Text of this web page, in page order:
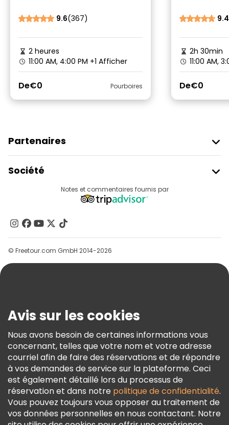
augmentée
9.6(367)
2 heures
11:00 AM, 4:00 PM +1 Afficher
De€0 Pourboires
Sagrada9.4
2h 30min
11:00 AM,
De€0
Partenaires
Connexion Du Fournisseur
Programme D’affiliation
Société
Contactez-Nous
Groupes
Aide
Conditions Générales Et Mentions Légales
Politique En Matière De Cookies
Freetour Prix
Programme De Fidélité
Notes et commentaires fournis par
© Freetour.com GmbH 2014-2026
Avis sur les cookies
Nous avons besoin de certaines informations vous
concernant, telles que votre nom et votre adresse
courriel afin de faire des réservations et de répondre
à vos demandes de service sur la plateforme. Ceci
est également détaillé lors du processus de
réservation et dans notre politique de confidentialité.
Vous pouvez toujours vous opposer au traitement de
vos données personnelles en nous contactant. Notre